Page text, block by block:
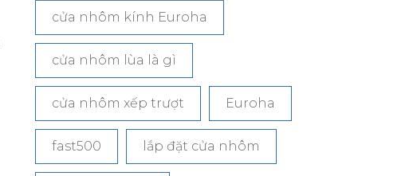
cửa nhôm kính Euroha
cửa nhôm lùa là gì
cửa nhôm xếp trượt Euroha
fast500 lắp đặt cửa nhôm